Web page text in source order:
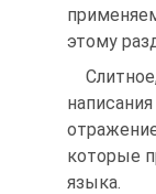
этому
которые
языка.